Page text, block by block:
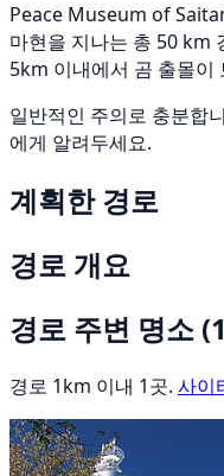
Peace Museum of
마현을 지나는 총 50 km
5km 이내에서 곰 출몰이
일반적인 주의로 충분합
에게 알려두세요.
계획한 경로
경로 개요
경로 주변 명소
경로 1km 이내 1곳. 사이